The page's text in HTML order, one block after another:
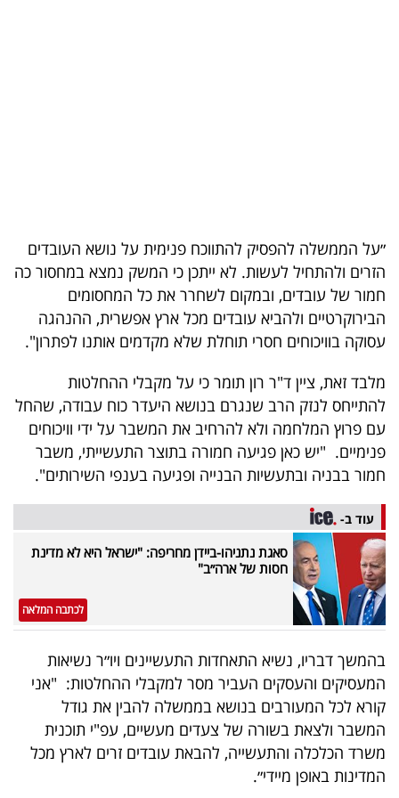
המילון
הכלכלי
פודקאסט
UNDER
40
שיתופי
פעולה
דרושים
מייל
אדום
״על הממשלה להפסיק להתווכח פנימית על נושא העובדים
הזרים ולהתחיל לעשות. לא ייתכן כי המשק נמצא במחסור כה
חמור של עובדים, ובמקום לשחרר את כל המחסומים
הבירוקרטיים ולהביא עובדים מכל ארץ אפשרית, ההנהגה
עסוקה בוויכוחים חסרי תוחלת שלא מקדמים אותנו לפתרון".
מלבד זאת, ציין ד"ר רון תומר כי על מקבלי ההחלטות
להתייחס לנזק הרב שנגרם בנושא היעדר כוח עבודה, שהחל
עם פרוץ המלחמה ולא להרחיב את המשבר על ידי וויכוחים
פנימיים. "יש כאן פגיעה חמורה בתוצר התעשייתי, משבר
חמור בבניה ובתעשיות הבנייה ופגיעה בענפי השירותים".
עוד ב-
סאגת נתניהו-ביידן מחריפה: "ישראל היא לא מדינת
חסות של ארה״ב"
לכתבה המלאה
בהמשך דבריו, נשיא התאחדות התעשיינים ויו״ר נשיאות
המעסיקים והעסקים העביר מסר למקבלי ההחלטות: "אני
קורא לכל המעורבים בנושא בממשלה להבין את גודל
המשבר ולצאת בשורה של צעדים מעשיים, עפ"י תוכנית
משרד הכלכלה והתעשייה, להבאת עובדים זרים לארץ מכל
המדינות באופן מיידי״.